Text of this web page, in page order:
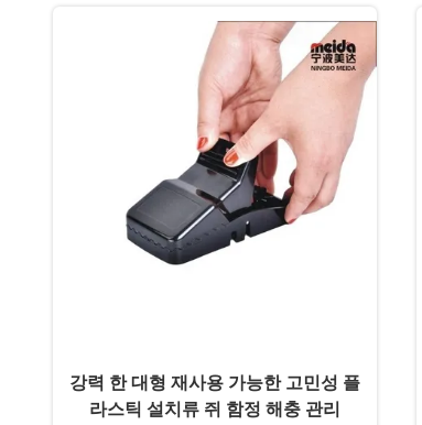
강력 한 대형 재사용 가능한 고민성 플
라스틱 설치류 쥐 함정 해충 관리